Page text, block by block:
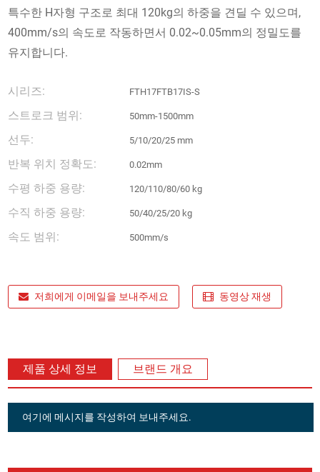
특수한 H자형 구조로 최대 120kg의 하중을 견딜 수 있으며,
400mm/s의 속도로 작동하면서 0.02~0.05mm의 정밀도를
유지합니다.
시리즈: FTH17FTB17IS-S
스트로크 범위: 50mm-1500mm
선두: 5/10/20/25 mm
반복 위치 정확도: 0.02mm
수평 하중 용량: 120/110/80/60 kg
수직 하중 용량: 50/40/25/20 kg
속도 범위: 500mm/s
저희에게 이메일을 보내주세요 동영상 재생
제품 상세 정보 브랜드 개요
여기에 메시지를 작성하여 보내주세요.